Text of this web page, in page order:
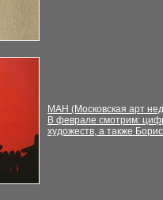
МАН (Московская арт
В феврале смотрим:
художеств, а также